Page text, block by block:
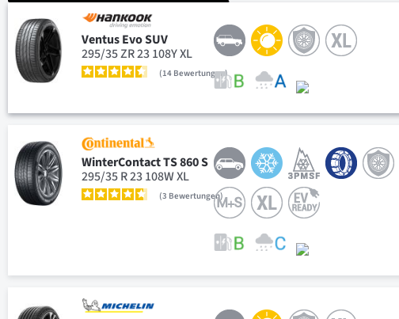
Ventus Evo SUV
295/35 ZR 23 108Y XL
14 Bewertungen
WinterContact TS 860 S
295/35 R 23 108W XL
3 Bewertungen